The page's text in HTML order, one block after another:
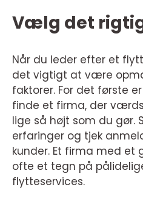
Vælg det
Når du leder efter et
det vigtigt at være
faktorer. For det første
finde et firma, der
lige så højt som du gør.
erfaringer og tjek
kunder. Et firma med
ofte et tegn på
flytteservices.